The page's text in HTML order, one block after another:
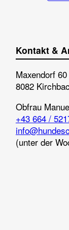
Kontakt &
Maxendorf 60
8082
Obfrau
+43 664 /
(unter der